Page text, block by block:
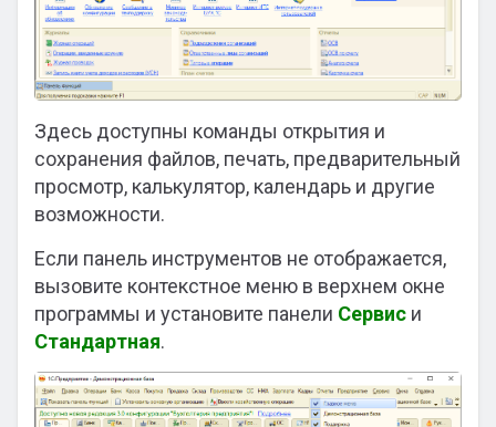
Здесь доступны команды открытия и
сохранения файлов, печать, предварительный
просмотр, калькулятор, календарь и другие
возможности.
Если панель инструментов не отображается,
вызовите контекстное меню в верхнем окне
программы и установите панели Сервис и
Стандартная.